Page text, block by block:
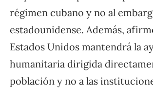
régimen cubano y no al
estadounidense. Además,
Estados Unidos mantendrá la
humanitaria dirigida
población y no a las